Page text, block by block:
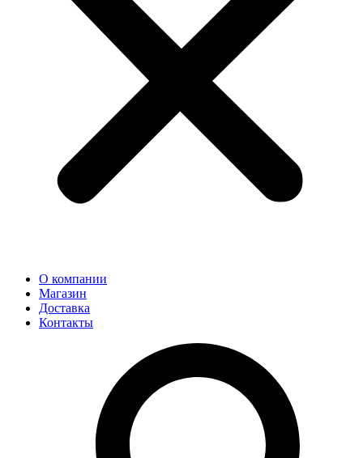
О компании
Магазин
Доставка
Контакты